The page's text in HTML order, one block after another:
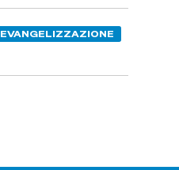
EVANGELIZZAZIONE